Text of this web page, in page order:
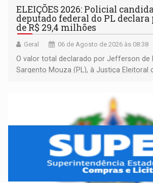
ELEIÇÕES 2026: Policial
deputado federal do PL
de R$ 29,4 milhões
Geral 06 de Agosto de 2026 às 08:38
O valor total declarado por Jefferson de
Sargento Mouza (PL), à Justiça Eleitoral